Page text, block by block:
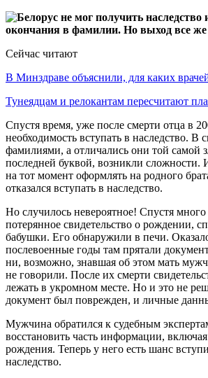
Сейчас читают
В Минздраве объяснили, для каких
Тунеядцам и релокантам пересчитают
Спустя время, уже после смерти отца в
необходимость вступать в наследство. В
фамилиями, а отличались они той самой
последней буквой, возникли
на тот момент оформлять на родного
отказался вступать в наследство.
Но случилось невероятное! Спустя
потерянное свидетельство о рождении,
бабушки. Его обнаружили в печи.
послевоенные годы там прятали
ни, возможно, знавшая об этом мать
не говорили. После их смерти
лежать в укромном месте. Но и это не
документ был поврежден, и личные
Мужчина обратился к судебным
восстановить часть информации,
рождения. Теперь у него есть шанс
наследство.